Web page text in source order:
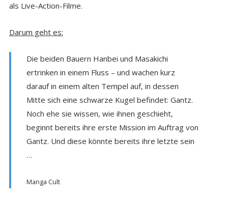
als Live-Action-Filme.
Darum geht es:
Die beiden Bauern Hanbei und Masakichi
ertrinken in einem Fluss – und wachen kurz
darauf in einem alten Tempel auf, in dessen
Mitte sich eine schwarze Kugel befindet: Gantz.
Noch ehe sie wissen, wie ihnen geschieht,
beginnt bereits ihre erste Mission im Auftrag von
Gantz. Und diese könnte bereits ihre letzte sein
…
Manga Cult